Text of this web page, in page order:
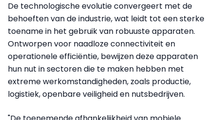
De technologische evolutie convergeert met de
behoeften van de industrie, wat leidt tot een sterke
toename in het gebruik van robuuste apparaten.
Ontworpen voor naadloze connectiviteit en
operationele efficiëntie, bewijzen deze apparaten
hun nut in sectoren die te maken hebben met
extreme werkomstandigheden, zoals productie,
logistiek, openbare veiligheid en nutsbedrijven.